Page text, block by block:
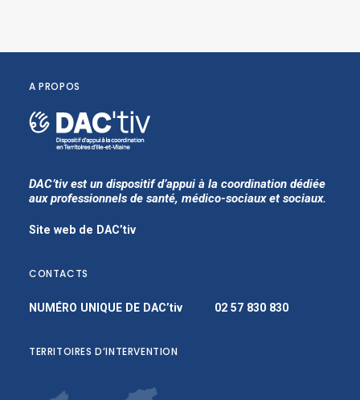
A PROPOS
DAC’tiv est un dispositif d’appui à la coordination dédiée
aux professionnels de santé, médico-sociaux et sociaux.
Site web de DAC’tiv
CONTACTS
NUMÉRO UNIQUE DE DAC’tiv 02 57 830 830
TERRITOIRES D’INTERVENTION